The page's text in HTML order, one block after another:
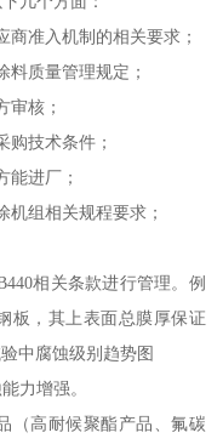
准入机制的相关要求；
料质量管理规定；
审核；
购技术条件；
能进厂；
机组相关规程要求；
相关条款进行管理。例
板，其上表面总膜厚保证
中腐蚀级别趋势图
力增强。
（高耐候聚酯产品、氟碳